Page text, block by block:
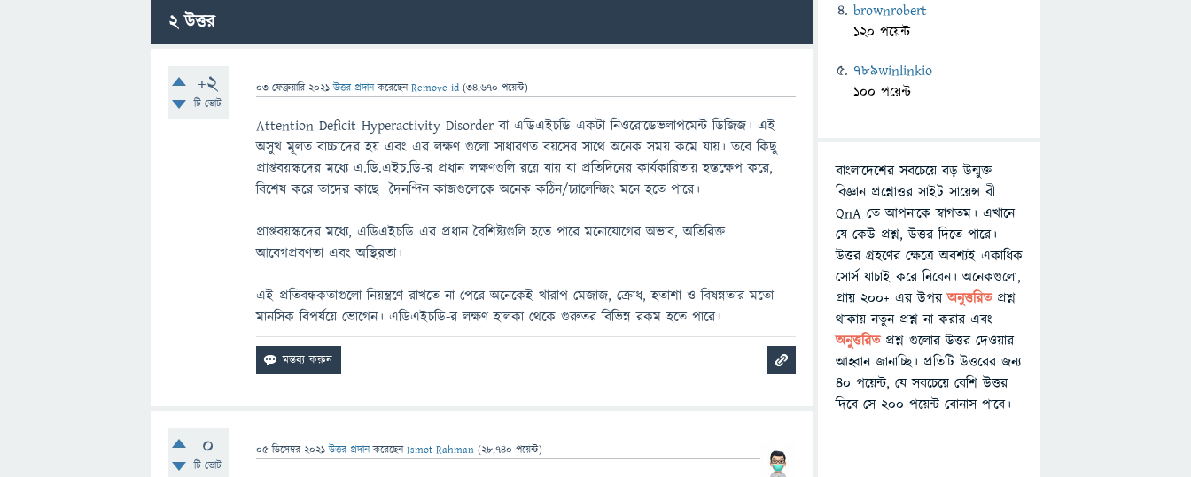
2উত্তর
+2
টি ভোট
03 ফেব্রুয়ারি 2021 উত্তর প্রদান করেছেনRemove id (34,670 পয়েন্ট)
Attention Deficit Hyperactivity Disorder বা এডিএইচডি একটা নিওরোডেভলাপমেন্ট ডিজিজ। এই
অসুখ মূলত বাচ্চাদের হয় এবং এর লক্ষণ গুলো সাধারণত বয়সের সাথে অনেক সময় কমে যায়। তবে কিছু
প্রাপ্তবয়স্কদের মধ্যে এ.ডি.এইচ.ডি-র প্রধান লক্ষণগুলি রয়ে যায় যা প্রতিদিনের কার্যকারিতায় হস্তক্ষেপ করে,
বিশেষ করে তাদের কাছে দৈনন্দিন কাজগুলোকে অনেক কঠিন/চ্যালেন্জিং মনে হতে পারে।
প্রাপ্তবয়স্কদের মধ্যে, এডিএইচডি এর প্রধান বৈশিষ্ট্যগুলি হতে পারে মনোযোগের অভাব, অতিরিক্ত
আবেগপ্রবণতা এবং অস্থিরতা।
এই প্রতিবন্ধকতাগুলো নিয়ন্ত্রণে রাখতে না পেরে অনেকেই খারাপ মেজাজ, ক্রোধ, হতাশা ও বিষন্নতার মতো
মানসিক বিপর্যয়ে ভোগেন। এডিএইচডি-র লক্ষণ হালকা থেকে গুরুতর বিভিন্ন রকম হতে পারে।
0
টি ভোট
05 ডিসেম্বর 2021 উত্তর প্রদান করেছেনIsmot Rahman (28,740 পয়েন্ট)
brownrobert
120 পয়েন্ট
789winlinkio
100 পয়েন্ট
বাংলাদেশের সবচেয়ে বড় উন্মুক্ত
বিজ্ঞান প্রশ্নোত্তর সাইট সায়েন্স বী
QnA তে আপনাকে স্বাগতম। এখানে
যে কেউ প্রশ্ন, উত্তর দিতে পারে।
উত্তর গ্রহণের ক্ষেত্রে অবশ্যই একাধিক
সোর্স যাচাই করে নিবেন। অনেকগুলো,
প্রায় ২০০+ এর উপরঅনুত্তরিতপ্রশ্ন
থাকায় নতুন প্রশ্ন না করার এবং
অনুত্তরিত প্রশ্ন গুলোর উত্তর দেওয়ার
আহ্বান জানাচ্ছি। প্রতিটি উত্তরের জন্য
৪০ পয়েন্ট, যে সবচেয়ে বেশি উত্তর
দিবে সে ২০০ পয়েন্ট বোনাস পাবে।